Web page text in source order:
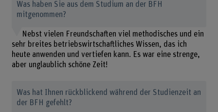
Was haben Sie aus dem Studium an der BFH
mitgenommen?
Nebst vielen Freundschaften viel methodisches und ein
sehr breites betriebswirtschaftliches Wissen, das ich
heute anwenden und vertiefen kann. Es war eine strenge,
aber unglaublich schöne Zeit!
Was hat Ihnen rückblickend während der Studienzeit an
der BFH gefehlt?